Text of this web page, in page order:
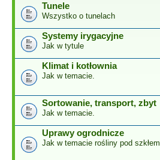
Tunele
Wszystko o tunelach
Systemy irygacyjne
Jak w tytule
Klimat i kotłownia
Jak w temacie.
Sortowanie, transport, zbyt
Jak w temacie.
Uprawy ogrodnicze
Jak w temacie rośliny pod szkłem.